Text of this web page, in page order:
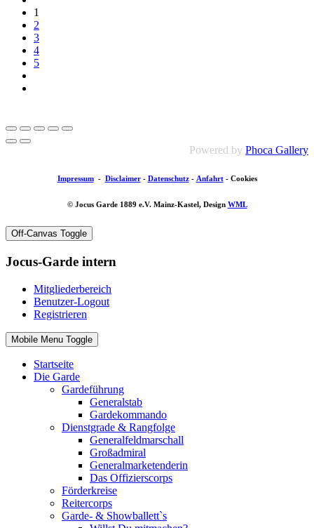
1
2
3
4
5
Powered by Phoca Gallery
Impressum- Disclaimer- Datenschutz- Anfahrt- Cookies
© Jocus Garde 1889 e.V. Mainz-Kastel, Design WML
Off-Canvas Toggle
Jocus-Garde intern
Mitgliederbereich
Benutzer-Logout
Registrieren
Mobile Menu Toggle
Startseite
Die Garde
Gardeführung
Generalstab
Gardekommando
Dienstgrade & Rangfolge
Generalfeldmarschall
Großadmiral
Generalmarketenderin
Das Offizierscorps
Förderkreise
Reitercorps
Garde- & Showballett`s